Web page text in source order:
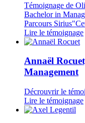
Témoignage de
Bachelor in
Parcours
Lire le témoignage
Annaël
Management
Décrouvrir le
Lire le témoignage